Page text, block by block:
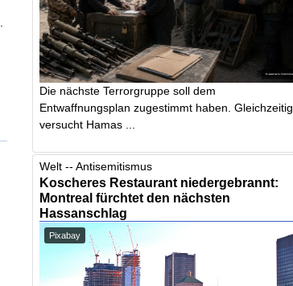
Die nächste Terrorgruppe soll dem
Entwaffnungsplan zugestimmt haben. Gleichzeitig
versucht Hamas ...
Welt -- Antisemitismus
Koscheres Restaurant niedergebrannt:
Montreal fürchtet den nächsten
Hassanschlag
Pixabay